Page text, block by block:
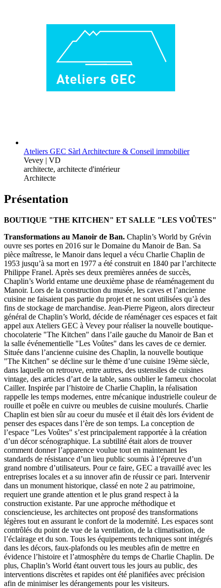
Ateliers GEC Sàrl Architecture & Conseil immobilier
Vevey | VD
architecte, architecte d'intérieur
Architecte
Présentation
BOUTIQUE "THE KITCHEN" ET SALLE "LES VOÛTES"
Transformations au Manoir de Ban. Chaplin’s World by Grévin
ouvre ses portes en 2016 sur le Domaine du Manoir de Ban. Sa
pièce maîtresse, le Manoir dans lequel a vécu Charlie Chaplin de
1953 jusqu’à sa mort en 1977 a été construit en 1840 par l’architecte
Philippe Franel. Après ses deux premières années de succès,
Chaplin’s World entame une deuxième phase de réaménagement du
Manoir. Lors de la construction du musée, les caves et l’ancienne
cuisine ne faisaient pas partie du projet et ne sont utilisées qu’à des
fins de stockage de marchandise. Jean-Pierre Pigeon, alors directeur
général de Chaplin’s World, décide de réaménager ces espaces et fait
appel aux Ateliers GEC à Vevey pour réaliser la nouvelle boutique-
chocolaterie "The Kitchen" dans l’aile gauche du Manoir de Ban et
la salle événementielle "Les Voûtes" dans les caves de ce dernier.
Située dans l’ancienne cuisine des Chaplin, la nouvelle boutique
"The Kitchen" se décline sur le thème d’une cuisine 19ème siècle,
dans laquelle on retrouve, entre autres, des ustensiles de cuisines
vintage, des articles d’art de la table, sans oublier le fameux chocolat
Cailler. Inspirée par l’histoire de Charlie Chaplin, la réalisation
rappelle les temps modernes, entre mécanique industrielle couleur de
rouille et poêle en cuivre ou meubles de cuisine moulurés. Charlie
Chaplin est bien sûr au coeur du musée et il était dès lors évident de
penser des espaces dans l’ère de son temps. La conception de
l’espace "Les Voûtes" s’est principalement rapportée à la création
d’un décor scénographique. La subtilité était alors de trouver
comment donner l’apparence voulue tout en maintenant les
standards de résistance d’un lieu public soumis à l’épreuve d’un
grand nombre d’utilisateurs. Pour ce faire, GEC a travaillé avec les
entreprises locales et a su innover afin de réussir ce pari. Intervenir
dans un monument historique, classé en note 2 au patrimoine,
requiert une grande attention et le plus grand respect à la
construction existante. Par une approche méthodique et
consciencieuse, les architectes ont proposé des transformations
légères tout en assurant le confort de la modernité. Les espaces sont
contrôlés du point de vue de la ventilation, de la climatisation, de
l’éclairage et du son. Tous les équipements techniques sont intégrés
dans les décors, faux-plafonds ou les meubles afin de mettre en
évidence l’histoire et l’atmosphère du temps de Charlie Chaplin. De
plus, Chaplin’s World étant ouvert tous les jours au public, des
interventions discrètes et rapides ont été planifiées avec précision
afin de minimiser les dérangements pour les visiteurs.